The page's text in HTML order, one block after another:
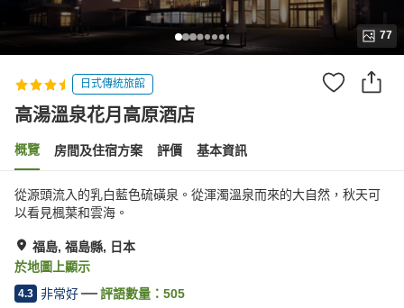
77
日式傳統旅館
高湯溫泉花月高原酒店
概覽 房間及住宿方案 評價 基本資訊
從源頭流入的乳白藍色硫磺泉。從渾濁溫泉而來的大自然，秋天可
以看見楓葉和雲海。
福島, 福島縣, 日本
於地圖上顯示
4.3 非常好 評語數量： 505